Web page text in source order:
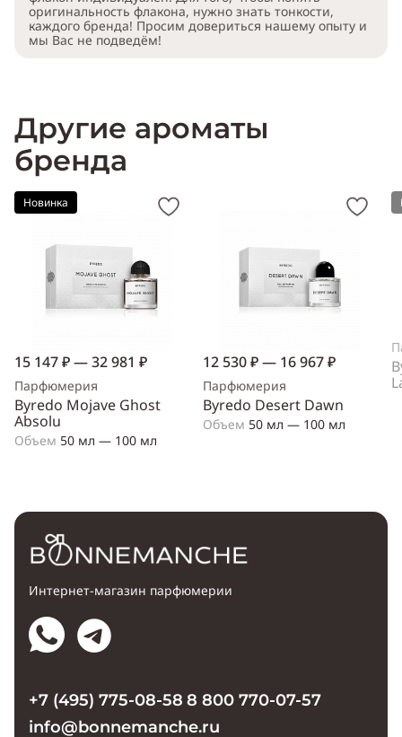
оригинальность флакона, нужно знать тонкости,
каждого бренда! Просим довериться нашему опыту и
мы Вас не подведём!
Другие ароматы
бренда
Новинка
15 147 ₽ — 32 981 ₽
Парфюмерия
Byredo Mojave Ghost
Absolu
Объем 50 мл — 100 мл
12 530 ₽ — 16 967 ₽
Парфюмерия
Byredo Desert Dawn
Объем 50 мл — 100 мл
Интернет-магазин парфюмерии
+7 (495) 775-08-58 8 800 770-07-57
info@bonnemanche.ru